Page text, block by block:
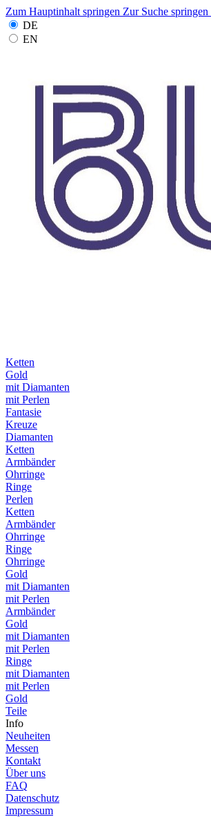
Zum Hauptinhalt springen Zur Suche springen
DE
EN
Ketten
Gold
mit Diamanten
mit Perlen
Fantasie
Kreuze
Diamanten
Ketten
Armbänder
Ohrringe
Ringe
Perlen
Ketten
Armbänder
Ohrringe
Ringe
Ohrringe
Gold
mit Diamanten
mit Perlen
Armbänder
Gold
mit Diamanten
mit Perlen
Ringe
mit Diamanten
mit Perlen
Gold
Teile
Info
Neuheiten
Messen
Kontakt
Über uns
FAQ
Datenschutz
Impressum